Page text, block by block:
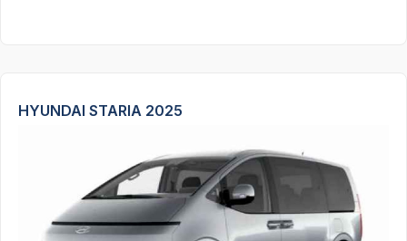
HYUNDAI STARIA 2025